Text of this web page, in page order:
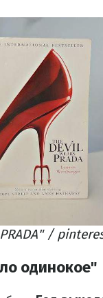
/
одинокое"